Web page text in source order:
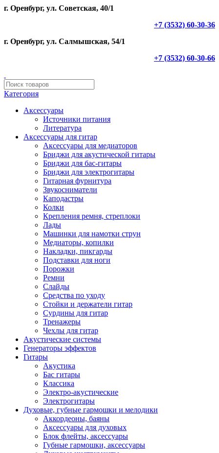
г. Оренбург, ул. Советская, 40/1
+7 (3532) 60-30-36
г. Оренбург, ул. Салмышская, 54/1
+7 (3532) 60-30-66
Категория
Аксессуары
Источники питания
Литература
Аксессуары для гитар
Аксессуары для медиаторов
Бриджи для акустической гитары
Бриджи для бас-гитары
Бриджи для электрогитары
Гитарная фурнитура
Звукосниматели
Каподастры
Колки
Крепления ремня, стреплоки
Лады
Машинки для намотки струн
Медиаторы, копилки
Накладки, пикгарды
Подставки для ноги
Порожки
Ремни
Слайды
Средства по уходу
Стойки и держатели гитар
Сурдины для гитар
Тренажеры
Чехлы для гитар
Акустические системы
Генераторы эффектов
Гитары
Акустика
Бас гитары
Классика
Электро-акустические
Электрогитары
Духовые, губные гармошки и мелодики
Аккордеоны, баяны
Аксессуары для духовых
Блок флейты, аксессуары
Губные гармошки, аксессуары